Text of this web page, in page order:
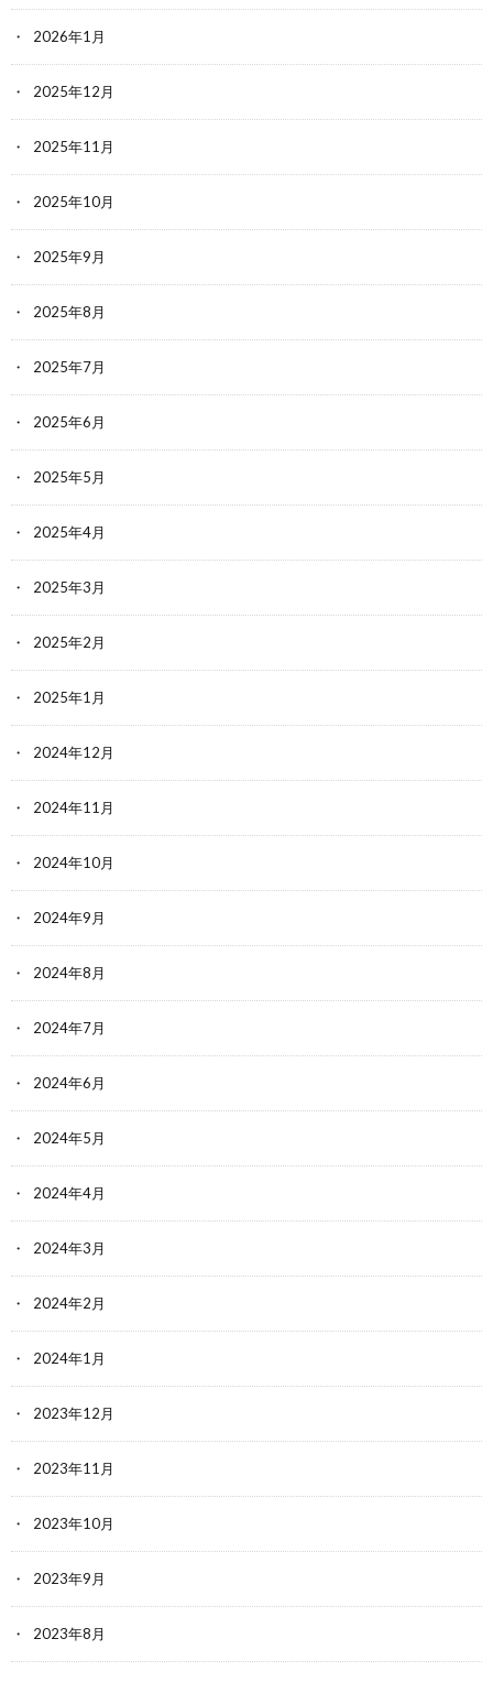
2026年1月
2025年12月
2025年11月
2025年10月
2025年9月
2025年8月
2025年7月
2025年6月
2025年5月
2025年4月
2025年3月
2025年2月
2025年1月
2024年12月
2024年11月
2024年10月
2024年9月
2024年8月
2024年7月
2024年6月
2024年5月
2024年4月
2024年3月
2024年2月
2024年1月
2023年12月
2023年11月
2023年10月
2023年9月
2023年8月